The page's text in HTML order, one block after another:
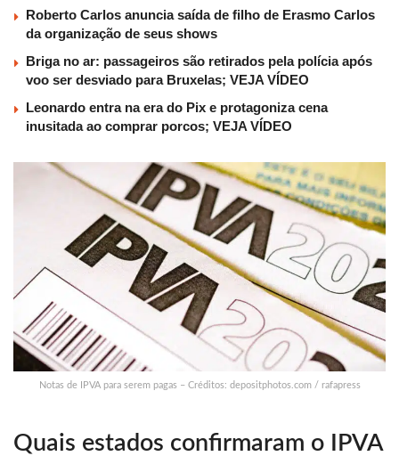
Roberto Carlos anuncia saída de filho de Erasmo Carlos
da organização de seus shows
Briga no ar: passageiros são retirados pela polícia após
voo ser desviado para Bruxelas; VEJA VÍDEO
Leonardo entra na era do Pix e protagoniza cena
inusitada ao comprar porcos; VEJA VÍDEO
Notas de IPVA para serem pagas – Créditos: depositphotos.com / rafapress
Quais estados confirmaram o IPVA